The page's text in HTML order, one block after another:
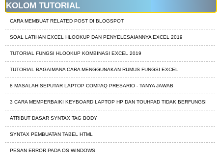
KOLOM TUTORIAL
CARA MEMBUAT RELATED POST DI BLOGSPOT
SOAL LATIHAN EXCEL HLOOKUP DAN PENYELESAIANNYA EXCEL 2019
TUTORIAL FUNGSI HLOOKUP KOMBINASI EXCEL 2019
TUTORIAL BAGAIMANA CARA MENGGUNAKAN RUMUS FUNGSI EXCEL
8 MASALAH SEPUTAR LAPTOP COMPAQ PRESARIO - TANYA JAWAB
3 CARA MEMPERBAIKI KEYBOARD LAPTOP HP DAN TOUHPAD TIDAK BERFUNGSI
ATRIBUT DASAR SYNTAX TAG BODY
SYNTAX PEMBUATAN TABEL HTML
PESAN ERROR PADA OS WINDOWS